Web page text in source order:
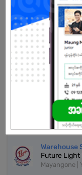
More Similar
Store Staff
Zenith
Mayangone |
Warehouse
Future Light
Mayangone |